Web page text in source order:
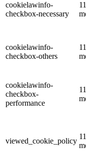
cookielawinfo-
checkbox-necessary
11
cookielawinfo-
checkbox-others
11
cookielawinfo-
checkbox-
performance
11
viewed_cookie_policy
11